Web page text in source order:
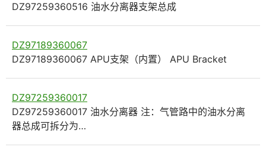
DZ97259360516 油水分离器支架总成
DZ97189360067
DZ97189360067 APU支架（内置） APU Bracket
DZ97259360017
DZ97259360017 油水分离器 注：气管路中的油水分离
器总成可拆分为…